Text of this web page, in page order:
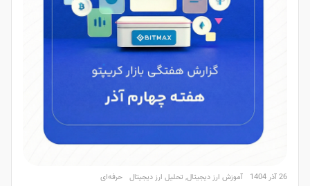
26 آذر 1404 آموزش ارز دیجیتال, تحلیل ارز دیجیتال حرفه‌ای